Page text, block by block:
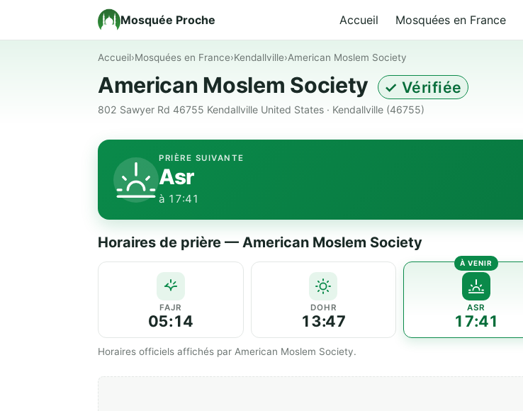
Mosquée Proche Accueil Mosquées en France
Accueil›Mosquées en France›Kendallville›American Moslem Society
American Moslem Society ✓ Vérifiée
802 Sawyer Rd 46755 Kendallville United States · Kendallville (46755)
PRIÈRE SUIVANTE
Asr
à 17:41
Horaires de prière — American Moslem Society
FAJR
05:14
DOHR
13:47
ASR
17:41
Horaires officiels affichés par American Moslem Society.